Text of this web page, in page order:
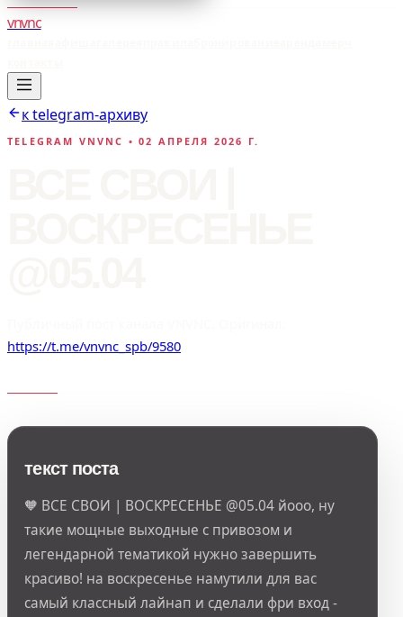
vnvnc
к telegram-архиву
TELEGRAM VNVNC • 02 АПРЕЛЯ 2026 Г.
https://t.me/vnvnc_spb/9580
текст поста
🧡 ВСЕ СВОИ | ВОСКРЕСЕНЬЕ @05.04 йооо, ну
такие мощные выходные с привозом и
легендарной тематикой нужно завершить
красиво! на воскресенье намутили для вас
самый классный лайнап и сделали фри вход -